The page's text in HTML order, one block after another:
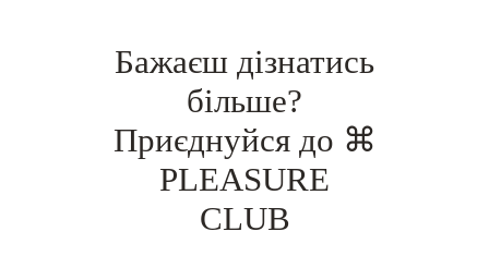
Бажаєш дізнатись
більше?
Приєднуйся до ⌘
PLEASURE
CLUB